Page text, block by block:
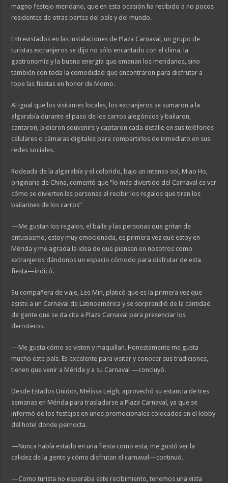
magno festejo meridano, que en esta ocasión ha recibido a no pocos
residentes de otras partes del país y del mundo.
Entrevistados en las instalaciones de Plaza Carnaval, un grupo de
turistas extranjeros se dijo no sólo encantado con el clima, la
gastronomía y la buena energía que emanan los meridanos, sino
también con toda la comodidad que encontraron para disfrutar a
tope las fiestas en honor de Momo.
Al igual que los visitantes locales, los extranjeros se sumaron a la
algarabía durante el paso de los carros alegóricos y bailaron,
cantaron, pidieron souvenirs y captaron cada detalle en sus teléfonos
celulares o cámaras digitales para compartirlos de inmediato en sus
redes sociales.
Rodeada de la algarabía y el colorido, bajo un intenso sol, Miao Ho,
originaria de China, comentó que “lo más divertido del Carnaval es ver
cómo se divierten las personas al recibir los regalos que tiran los
bailarines de los carros”
—Me gustan los regalos, el baile y las personas que gritan de
entusiasmo, estoy muy emocionada, es primera vez que estoy en
Mérida y me agrada la idea de que piensen en nosotros como
extranjeros dándonos un espacio cómodo para disfrutar de esta
fiesta—indicó.
Su compañera de viaje, Lee Min, platicó que es la primera vez que
asiste a un Carnaval de Latinoamérica y se sorprendió de la cantidad
de gente que se da cita a Plaza Carnaval para presenciar los
derroteros.
—Me gusta cómo se visten y maquillan. Honestamente me gusta
mucho este país. Es excelente para visitar y conocer sus tradiciones,
tienen que venir a Mérida y a su Carnaval —concluyó.
Desde Estados Unidos, Melissa Leigh, aprovechó su estancia de tres
semanas en Mérida para trasladarse a Plaza Carnaval, ya que se
informó de los festejos en unos promocionales colocados en el lobby
del hotel donde pernocta.
—Nunca había estado en una fiesta como esta, me gustó ver la
calidez de la gente y cómo disfrutan el carnaval—continuó.
—Como turista no esperaba este recibimiento, tenemos una vista